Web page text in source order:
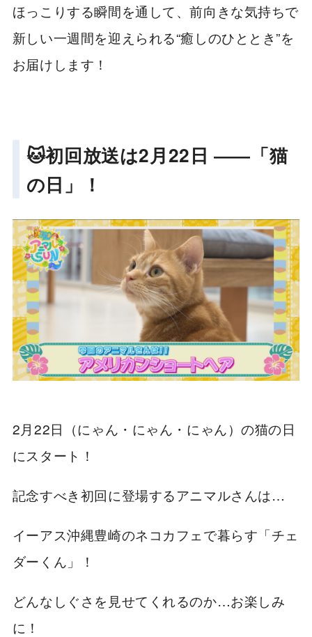
ほっこりする瞬間を通して、前向きな気持ちで
新しい一週間を迎えられる“癒しのひととき”を
お届けします！
🐱初回放送は2月22日 ――「猫
の日」！
2月22日（にゃん・にゃん・にゃん）の猫の日
にスタート！
記念すべき初回に登場するアニマルさんは…
イーアス沖縄豊崎のネコカフェで暮らす「チェ
ダーくん」！
どんなしぐさを見せてくれるのか…お楽しみ
に！